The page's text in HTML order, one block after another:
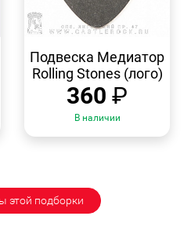
ПРОСМОТР
Подвеска Медиатор
Rolling Stones (лого)
360 ₽
В наличии
этой подборки